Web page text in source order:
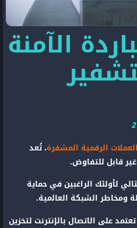
الآمنة
العملات الرقمية المشفرة، تُعد
قابل للتفاوض.
لأولئك الراغبين في حماية
ومخاطر الشبكة العالمية.
على الاتصال بالإنترنت لتخزين